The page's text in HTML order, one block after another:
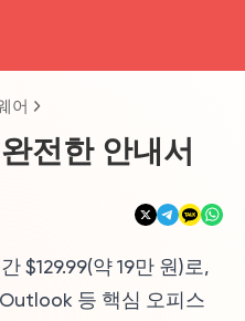
어
전한 안내서
$129.99(약 19만 원)로,
등 핵심 오피스